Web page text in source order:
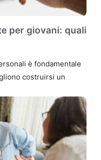
per giovani: quali
è fondamentale
costruirsi un